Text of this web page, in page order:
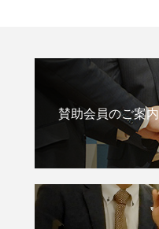
賛助会員のご案内